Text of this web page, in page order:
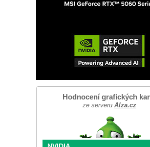
Hodnocení grafických
ze serveru Alza.cz